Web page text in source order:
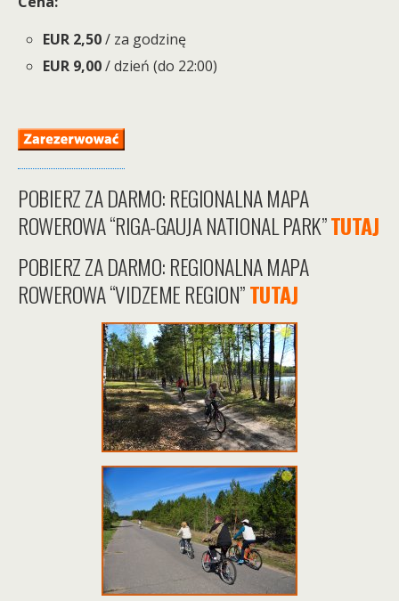
EUR 2,50/ za godzinę
EUR 9,00/ dzień (do 22:00)
POBIERZ ZA DARMO: REGIONALNA MAPA
ROWEROWA “RIGA-GAUJA NATIONAL PARK”TUTAJ
POBIERZ ZA DARMO: REGIONALNA MAPA
ROWEROWA “VIDZEME REGION”TUTAJ